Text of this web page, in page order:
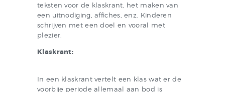
teksten voor de klaskrant, het maken van
een uitnodiging, affiches, enz. Kinderen
schrijven met een doel en vooral met
plezier.
Klaskrant:
In een klaskrant vertelt een klas wat er de
voorbije periode allemaal aan bod is